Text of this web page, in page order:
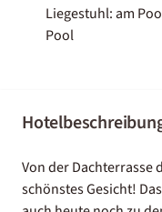
Liegestuhl: am
Pool
Von der Dachterrasse
schönstes Gesicht!